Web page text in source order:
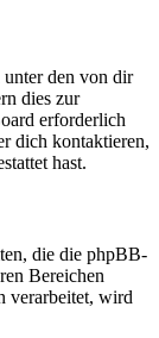
unter den von dir
dies zur
erforderlich
dich kontaktieren,
hast.
die die phpBB-
Bereichen
verarbeitet, wird